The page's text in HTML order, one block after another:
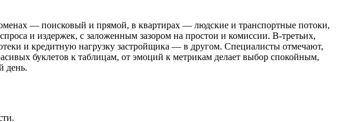
— поисковый и прямой, в квартирах — людские и транспортные потоки,
и издержек, с заложенным зазором на простои и комиссии. В‑третьих,
и кредитную нагрузку застройщика — в другом. Специалисты отмечают,
буклетов к таблицам, от эмоций к метрикам делает выбор спокойным,
день.